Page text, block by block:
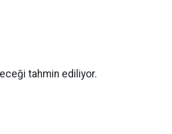
tahmin ediliyor.